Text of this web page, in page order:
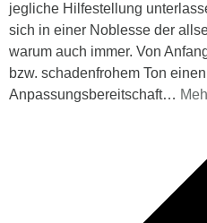
jegliche Hilfestellung
sich in einer Noblesse der
warum auch immer. Von
bzw. schadenfrohem Ton
Anpassungsbereitschaft…